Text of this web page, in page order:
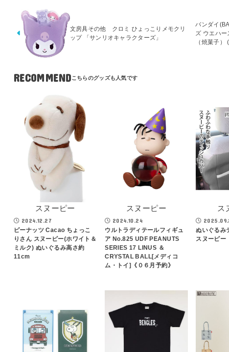
文房具その他 クロミ ひょっこりメモクリ
ップ 「サンリオキャラクターズ」
バンダイ
ズ ウエハ
（焼菓子
RECOMMEND
スヌーピー
2024.12.27
ピーナッツ Cacao ちょっこ
りさん スヌーピー(ホワイト＆
ミルク) ぬいぐるみ高さ約
11cm
スヌーピー
2024.10.24
ウルトラディテールフィギュ
ア No.825 UDF PEANUTS
SERIES 17 LINUS ＆
CRYSTAL BALL[メディコ
ム・トイ]《０６月予約》
ス
ぬいぐるみ
スヌーピー